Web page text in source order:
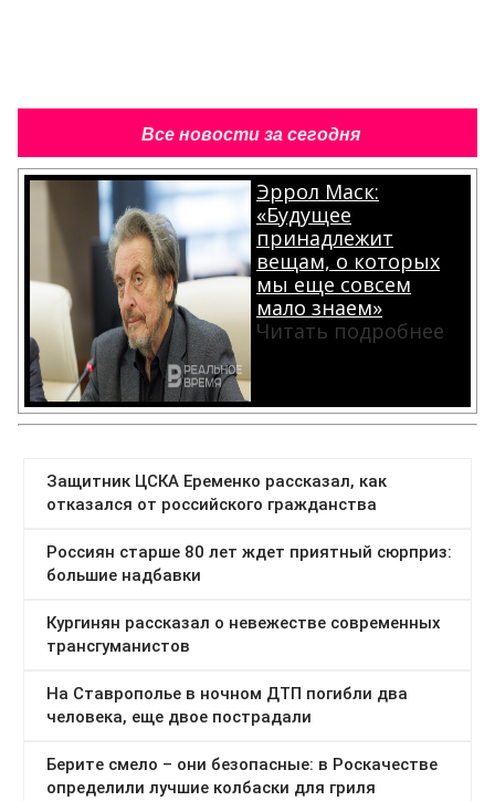
Все новости за сегодня
Эррол Маск:
«Будущее
принадлежит
вещам, о которых
мы еще совсем
мало знаем»
Читать подробнее